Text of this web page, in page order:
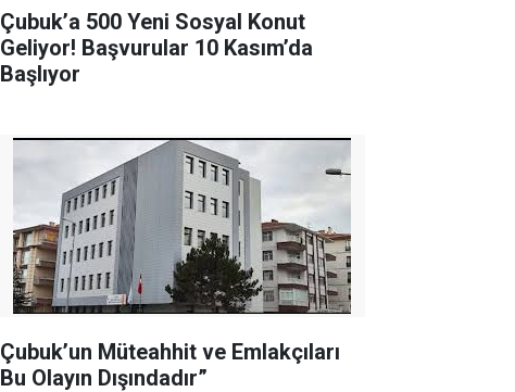
Çubuk’a 500 Yeni Sosyal Konut
Geliyor! Başvurular 10 Kasım’da
Başlıyor
Çubuk’un Müteahhit ve Emlakçıları
Bu Olayın Dışındadır”